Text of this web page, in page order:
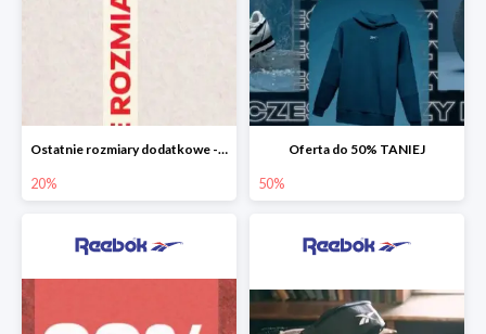
Ostatnie rozmiary dodatkowe -20%
20%
Oferta do 50% TANIEJ
50%